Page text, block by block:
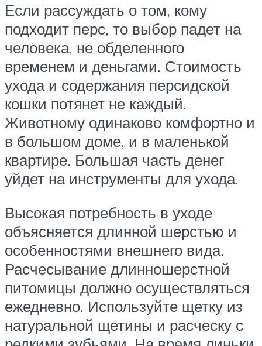
Если рассуждать о том, кому
подходит перс, то выбор падет на
человека, не обделенного
временем и деньгами. Стоимость
ухода и содержания персидской
кошки потянет не каждый.
Животному одинаково комфортно и
в большом доме, и в маленькой
квартире. Большая часть денег
уйдет на инструменты для ухода.
Высокая потребность в уходе
объясняется длинной шерстью и
особенностями внешнего вида.
Расчесывание длинношерстной
питомицы должно осуществляться
ежедневно. Используйте щетку из
натуральной щетины и расческу с